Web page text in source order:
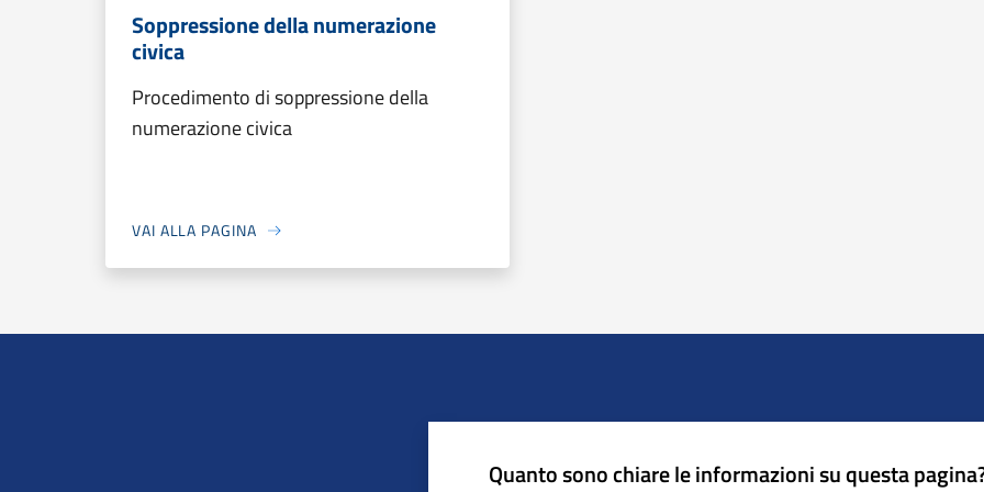
Soppressione della numerazione
civica
Procedimento di soppressione della
numerazione civica
VAI ALLA PAGINA
Quanto sono chiare le informazioni su questa